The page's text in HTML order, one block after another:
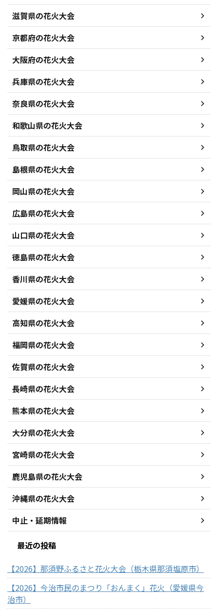
滋賀県の花火大会
京都府の花火大会
大阪府の花火大会
兵庫県の花火大会
奈良県の花火大会
和歌山県の花火大会
鳥取県の花火大会
島根県の花火大会
岡山県の花火大会
広島県の花火大会
山口県の花火大会
徳島県の花火大会
香川県の花火大会
愛媛県の花火大会
高知県の花火大会
福岡県の花火大会
佐賀県の花火大会
長崎県の花火大会
熊本県の花火大会
大分県の花火大会
宮崎県の花火大会
鹿児島県の花火大会
沖縄県の花火大会
中止・延期情報
最近の投稿
【2026】那須野ふるさと花火大会（栃木県那須塩原市）
【2026】今治市民のまつり「おんまく」花火（愛媛県今
治市）